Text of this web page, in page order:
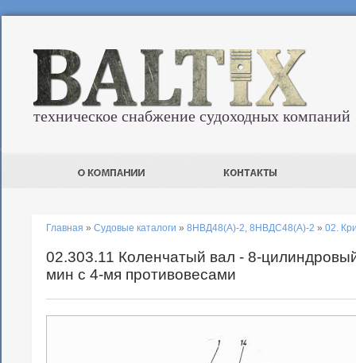
техническое снабжение судоходных компаний
Главная » Судовые каталоги » 8НВД48(А)-2, 8НВДС48(А)-2 » 02.
02.303.11 Коленчатый вал - 8-
мин с 4-мя противовесами